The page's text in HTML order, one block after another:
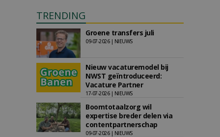
TRENDING
Groene transfers juli
09-07-2026 | NIEUWS
Nieuw vacaturemodel bij
NWST geïntroduceerd:
Vacature Partner
17-07-2026 | NIEUWS
Boomtotaalzorg wil
expertise breder delen via
contentpartnerschap
09-07-2026 | NIEUWS